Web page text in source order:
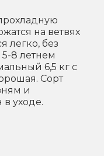
на ветвях
легко, без
8 летнем
6,5 кг с
Сорт
и
в уходе.